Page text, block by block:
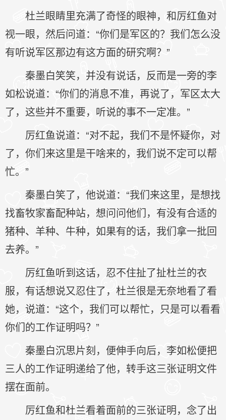
杜兰眼睛里充满了奇怪的眼神，和厉红鱼对
视一眼，然后问道：“你们是军区的？我们怎么没
有听说军区那边有这方面的研究啊？”
秦墨白笑笑，并没有说话，反而是一旁的李
如松说道：“你们的消息不准，再说了，军区太大
了，这些并不重要，听说的事不一定准。”
厉红鱼说道：“对不起，我们不是怀疑你，对
了，你们来这里是干啥来的，我们说不定可以帮
忙。”
秦墨白笑了，他说道：“我们来这里，是想找
找畜牧家畜配种站，想问问他们，有没有合适的
猪种、羊种、牛种，如果有的话，我们拿一批回
去养。”
厉红鱼听到这话，忍不住扯了扯杜兰的衣
服，有话想说又忍住了，杜兰很是无奈地看了看
她，说道：“这个，我们可以帮忙，只是可以看看
你们的工作证明吗？”
秦墨白沉思片刻，便伸手向后，李如松便把
三人的工作证明递给了他，转手这三张证明文件
摆在面前。
厉红鱼和杜兰看着面前的三张证明，念了出